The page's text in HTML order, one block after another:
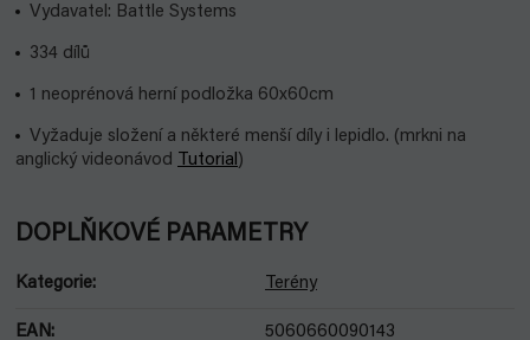
Vydavatel: Battle Systems
334 dílů
1 neoprénová herní podložka 60x60cm
Vyžaduje složení a některé menší díly i lepidlo. (mrkni na
anglický videonávod
Tutorial )
DOPLŇKOVÉ PARAMETRY
Kategorie: Terény
EAN: 5060660090143